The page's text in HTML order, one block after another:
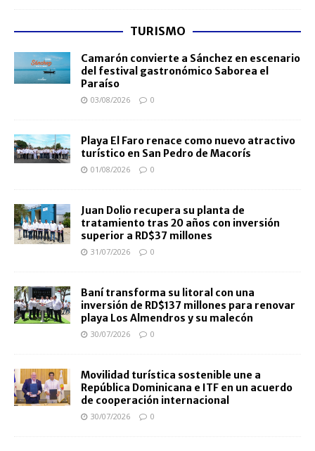
TURISMO
Camarón convierte a Sánchez en escenario
del festival gastronómico Saborea el
Paraíso
03/08/2026 0
Playa El Faro renace como nuevo atractivo
turístico en San Pedro de Macorís
01/08/2026 0
Juan Dolio recupera su planta de
tratamiento tras 20 años con inversión
superior a RD$37 millones
31/07/2026 0
Baní transforma su litoral con una
inversión de RD$137 millones para renovar
playa Los Almendros y su malecón
30/07/2026 0
Movilidad turística sostenible une a
República Dominicana e ITF en un acuerdo
de cooperación internacional
30/07/2026 0